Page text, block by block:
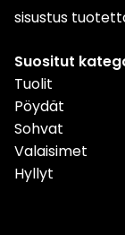
sisustus
Suositut
Tuolit
Pöydät
Sohvat
Valaisimet
Hyllyt